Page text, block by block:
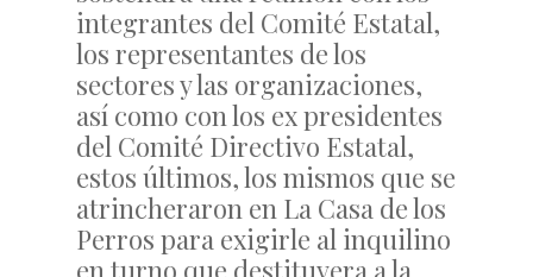
integrantes del Comité Estatal,
los representantes de los
sectores y las organizaciones,
así como con los ex presidentes
del Comité Directivo Estatal,
estos últimos, los mismos que se
atrincheraron en La Casa de los
Perros para exigirle al inquilino
en turno que destituyera a la